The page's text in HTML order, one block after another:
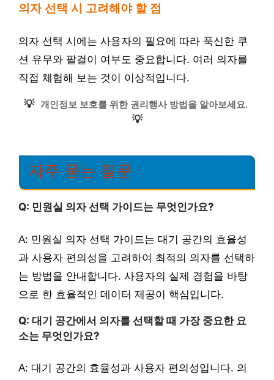
의자 선택 시 고려해야 할 점
의자 선택 시에는 사용자의 필요에 따라 푹신한 쿠
션 유무와 팔걸이 여부도 중요합니다. 여러 의자를
직접 체험해 보는 것이 이상적입니다.
💡 개인정보 보호를 위한 권리행사 방법을 알아보세요.
💡
자주 묻는 질문
Q: 민원실 의자 선택 가이드는 무엇인가요?
A: 민원실 의자 선택 가이드는 대기 공간의 효율성
과 사용자 편의성을 고려하여 최적의 의자를 선택하
는 방법을 안내합니다. 사용자의 실제 경험을 바탕
으로 한 효율적인 데이터 제공이 핵심입니다.
Q: 대기 공간에서 의자를 선택할 때 가장 중요한 요
소는 무엇인가요?
A: 대기 공간의 효율성과 사용자 편의성입니다. 의